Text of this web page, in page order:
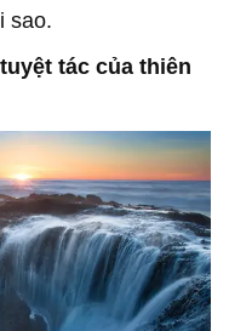
sao.
tác của thiên